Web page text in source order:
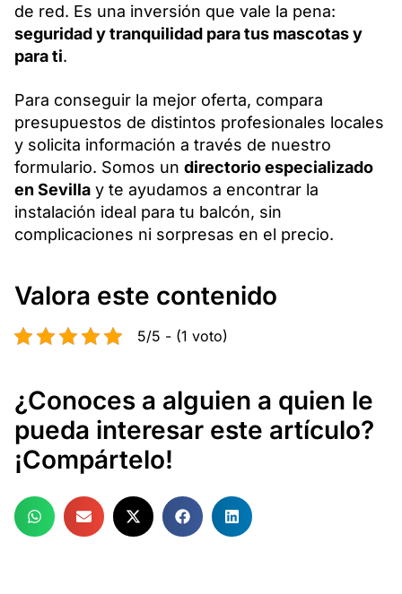
de red. Es una inversión que vale la pena:
seguridad y tranquilidad para tus mascotas y
para ti.
Para conseguir la mejor oferta, compara
presupuestos de distintos profesionales locales
y solicita información a través de nuestro
formulario. Somos un directorio especializado
en Sevilla y te ayudamos a encontrar la
instalación ideal para tu balcón, sin
complicaciones ni sorpresas en el precio.
Valora este contenido
5/5 - (1 voto)
¿Conoces a alguien a quien le
pueda interesar este artículo?
¡Compártelo!